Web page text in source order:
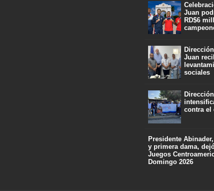
Juan
RD$6
Juan
sociales
contra el
Presidente
y primera dama,
Juegos
Domingo 2026